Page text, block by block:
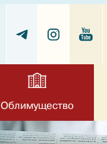
Облимущество